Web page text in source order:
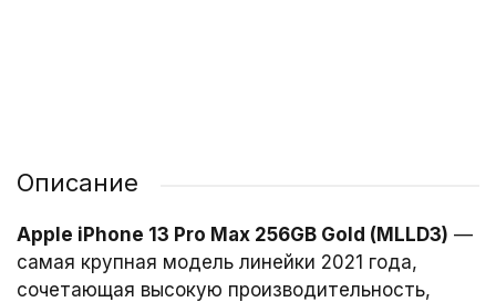
Описание
Apple iPhone 13 Pro Max 256GB Gold (MLLD3) —
самая крупная модель линейки 2021 года,
сочетающая высокую производительность,